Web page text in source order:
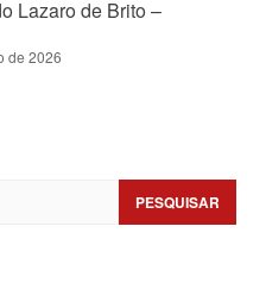
Lazaro de Brito –
de 2026